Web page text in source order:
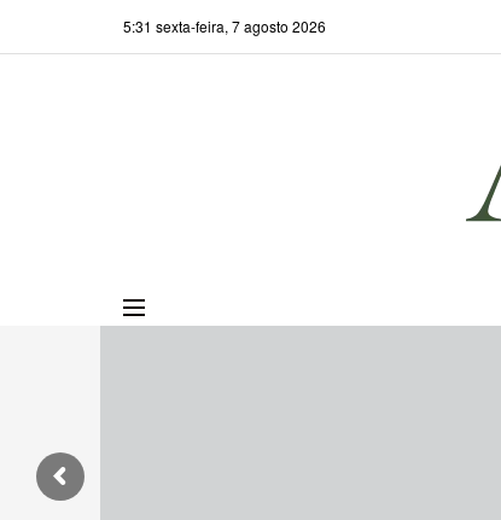
5:31 sexta-feira, 7 agosto 2026